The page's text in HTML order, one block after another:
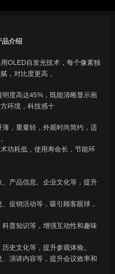
品介绍
OLED自发光技术，每个像素独
，对比度更高，
明度高达45%，既能清晰显示画
环境，科技感十
薄，重量轻，外观时尚简约，适
功耗低，使用寿命长，节能环
、产品信息、企业文化等，提升
促销活动等，吸引顾客眼球，
科普知识等，增强互动性和趣味
史文化等，提升参观体验。
、演讲内容等，提升会议效率和